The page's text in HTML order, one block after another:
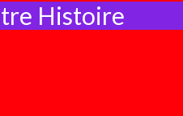
Histoire